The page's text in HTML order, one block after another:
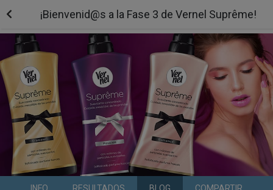
¡Bienvenid@s a la Fase 3 de Vernel Suprême!